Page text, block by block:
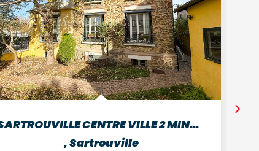
SARTROUVILLE CENTRE VILLE 2 MINUTES GARE MAISON DE 7 PIECES
,Sartrouville